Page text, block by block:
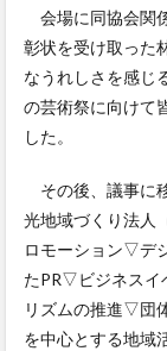
会場に同協会関
彰状を受け取った
なうれしさを感じ
の芸術祭に向けて
した。
その後、議事に
光地域づくり法人
ロモーション▽デ
たPR▽ビジネスイ
リズムの推進▽団
を中心とする地域